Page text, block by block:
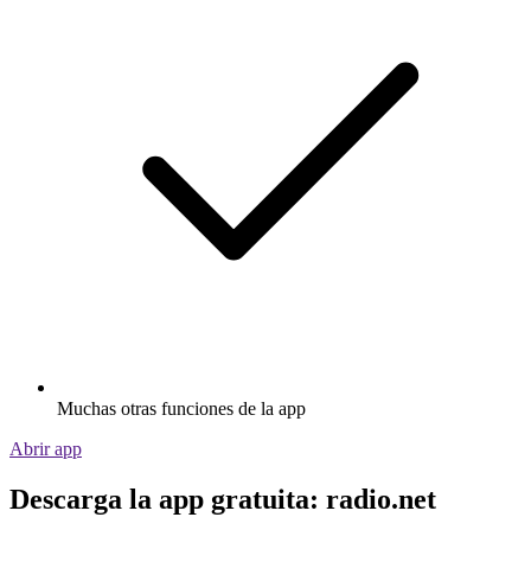
Muchas otras funciones de la app
Abrir app
Descarga la app gratuita: radio.net